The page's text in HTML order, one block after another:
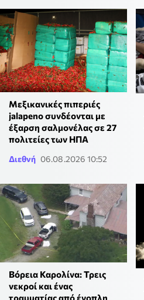
Μεξικανικές πιπεριές
jalapeno συνδέονται με
έξαρση σαλμονέλας σε 27
πολιτείες των ΗΠΑ
Διεθνή 06.08.2026 10:52
Βόρεια Καρολίνα: Τρεις
νεκροί και ένας
τραυματίας από ένοπλη